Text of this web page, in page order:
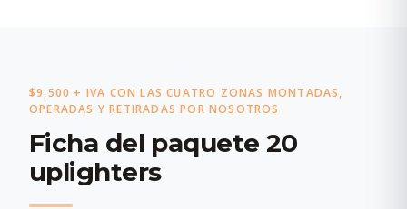
$9,500 + IVA CON LAS CUATRO ZONAS MONTADAS,
OPERADAS Y RETIRADAS POR NOSOTROS
Ficha del paquete 20
uplighters